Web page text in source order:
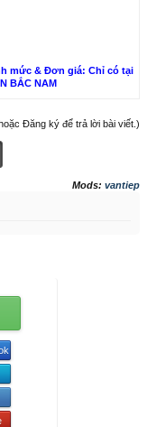
mức & Đơn giá: Chỉ có tại
BẮC NAM
Đăng ký để trả lời bài viết.)
Mods: vantiep